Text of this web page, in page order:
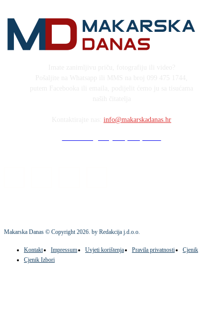
info@makarskadanas.hr
Makarska Danas © Copyright2026. by Redakcija j.d.o.o.
Kontakt Impressum Uvjeti korištenja Pravila privatnosti
Cjenik
Cjenik Izbori